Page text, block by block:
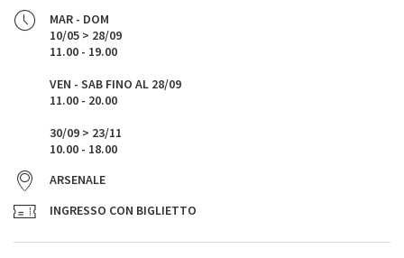
MAR - DOM
10/05 > 28/09
11.00 - 19.00
VEN - SAB FINO AL 28/09
11.00 - 20.00
30/09 > 23/11
10.00 - 18.00
ARSENALE
INGRESSO CON BIGLIETTO